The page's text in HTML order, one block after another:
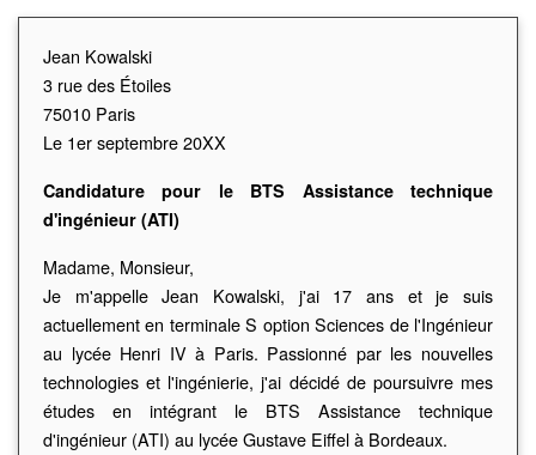
Jean Kowalski
3 rue des Étoiles
75010 Paris
Le 1er septembre 20XX
Candidature pour le BTS Assistance technique
d'ingénieur (ATI)
Madame, Monsieur,
Je m'appelle Jean Kowalski, j'ai 17 ans et je suis
actuellement en terminale S option Sciences de l'Ingénieur
au lycée Henri IV à Paris. Passionné par les nouvelles
technologies et l'ingénierie, j'ai décidé de poursuivre mes
études en intégrant le BTS Assistance technique
d'ingénieur (ATI) au lycée Gustave Eiffel à Bordeaux.